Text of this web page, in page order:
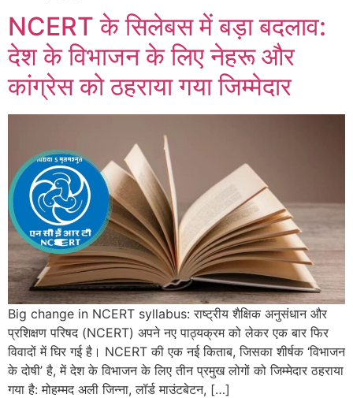
NCERT के सिलेबस में बड़ा बदलाव:
देश के विभाजन के लिए नेहरू और
कांग्रेस को ठहराया गया जिम्मेदार
Big change in NCERT syllabus: राष्ट्रीय शैक्षिक अनुसंधान और
प्रशिक्षण परिषद (NCERT) अपने नए पाठ्यक्रम को लेकर एक बार फिर
विवादों में घिर गई है। NCERT की एक नई किताब, जिसका शीर्षक ‘विभाजन
के दोषी’ है, में देश के विभाजन के लिए तीन प्रमुख लोगों को जिम्मेदार ठहराया
गया है: मोहम्मद अली जिन्ना, लॉर्ड माउंटबेटन, […]